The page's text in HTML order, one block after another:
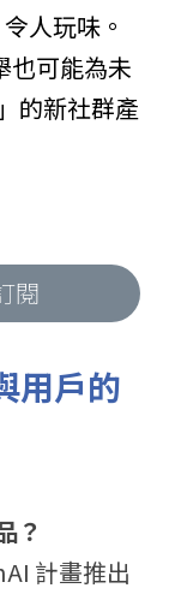
人玩味。
也可能為未
的新社群產
閱
用戶的
？
計畫推出